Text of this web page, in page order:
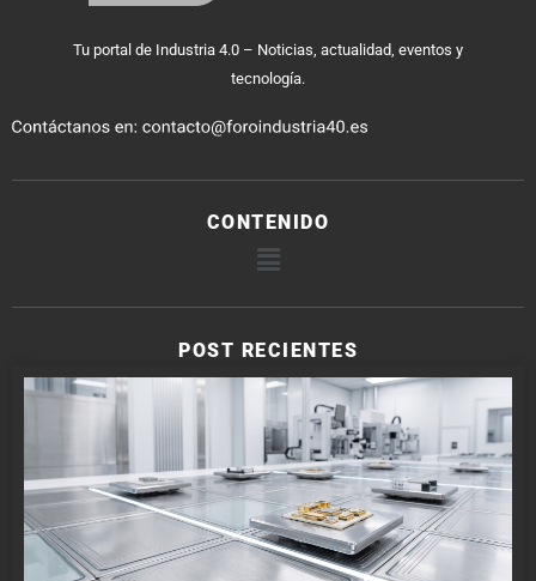
Tu portal de Industria 4.0 – Noticias, actualidad, eventos y
tecnología.
CONTENIDO
POST RECIENTES